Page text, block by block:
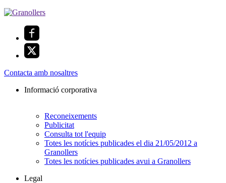
Contacta amb nosaltres
Informació corporativa
Reconeixements
Publicitat
Consulta tot l'equip
Totes les notícies publicades el dia 21/05/2012 a
Granollers
Totes les notícies publicades avui a Granollers
Legal